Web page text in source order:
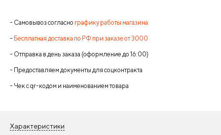
- Самовывоз согласно графику работы магазина
- Бесплатная доставка по РФ при заказе от 3000
- Отправка в день заказа (оформление до 16:00)
- Предоставляем документы для соцконтракта
- Чек с qr-кодом и наименованием товара
Характеристики